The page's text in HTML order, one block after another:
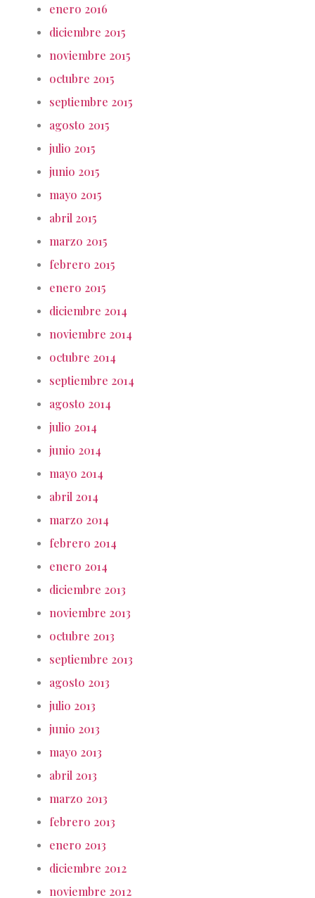
enero 2016
diciembre 2015
noviembre 2015
octubre 2015
septiembre 2015
agosto 2015
julio 2015
junio 2015
mayo 2015
abril 2015
marzo 2015
febrero 2015
enero 2015
diciembre 2014
noviembre 2014
octubre 2014
septiembre 2014
agosto 2014
julio 2014
junio 2014
mayo 2014
abril 2014
marzo 2014
febrero 2014
enero 2014
diciembre 2013
noviembre 2013
octubre 2013
septiembre 2013
agosto 2013
julio 2013
junio 2013
mayo 2013
abril 2013
marzo 2013
febrero 2013
enero 2013
diciembre 2012
noviembre 2012